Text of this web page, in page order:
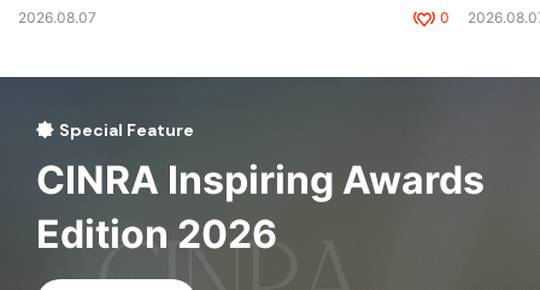
2026.08.07 0
Special Feature
CINRA Inspiring Awards
Edition 2026